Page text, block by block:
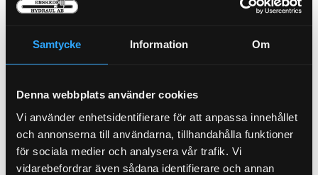
Samtycke Information Om
Denna webbplats använder cookies
Vi använder enhetsidentifierare för att anpassa innehållet
och annonserna till användarna, tillhandahålla funktioner
för sociala medier och analysera vår trafik. Vi
vidarebefordrar även sådana identifierare och annan
Köp
Hyttfilter
Luftfilter Säkerhet (I) 21-9410